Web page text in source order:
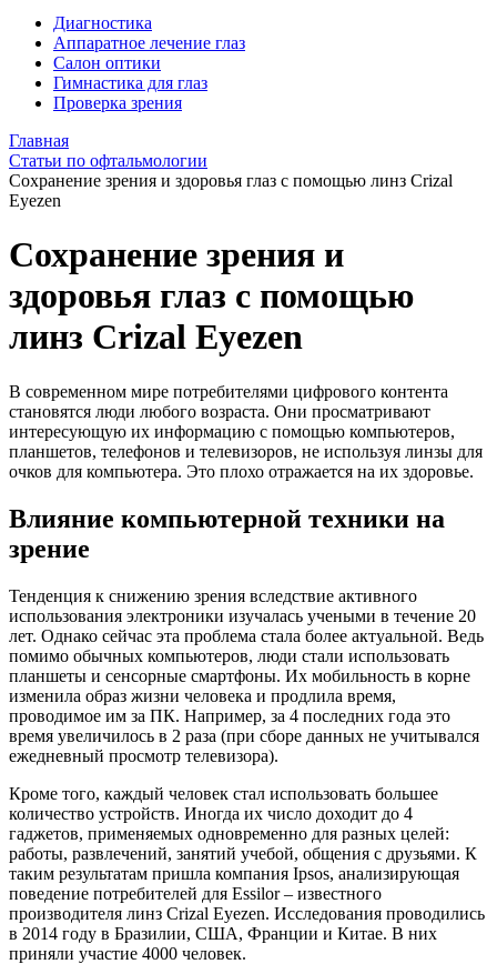
Диагностика
Аппаратное лечение глаз
Салон оптики
Гимнастика для глаз
Проверка зрения
Главная
Статьи по офтальмологии
Сохранение зрения и здоровья глаз с помощью линз Crizal
Eyezen
Сохранение зрения и
здоровья глаз с помощью
линз Crizal Eyezen
В современном мире потребителями цифрового контента
становятся люди любого возраста. Они просматривают
интересующую их информацию с помощью компьютеров,
планшетов, телефонов и телевизоров, не используя линзы для
очков для компьютера. Это плохо отражается на их здоровье.
Влияние компьютерной техники на
зрение
Тенденция к снижению зрения вследствие активного
использования электроники изучалась учеными в течение 20
лет. Однако сейчас эта проблема стала более актуальной. Ведь
помимо обычных компьютеров, люди стали использовать
планшеты и сенсорные смартфоны. Их мобильность в корне
изменила образ жизни человека и продлила время,
проводимое им за ПК. Например, за 4 последних года это
время увеличилось в 2 раза (при сборе данных не учитывался
ежедневный просмотр телевизора).
Кроме того, каждый человек стал использовать большее
количество устройств. Иногда их число доходит до 4
гаджетов, применяемых одновременно для разных целей:
работы, развлечений, занятий учебой, общения с друзьями. К
таким результатам пришла компания Ipsos, анализирующая
поведение потребителей для Essilor – известного
производителя линз Crizal Eyezen. Исследования проводились
в 2014 году в Бразилии, США, Франции и Китае. В них
приняли участие 4000 человек.